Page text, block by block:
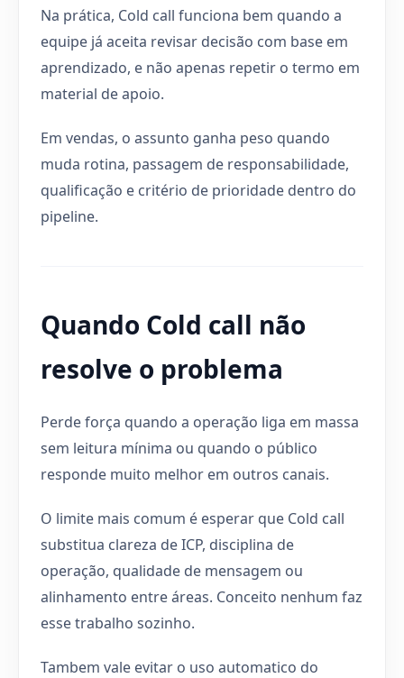
Na prática, Cold call funciona bem quando a
equipe já aceita revisar decisão com base em
aprendizado, e não apenas repetir o termo em
material de apoio.
Em vendas, o assunto ganha peso quando
muda rotina, passagem de responsabilidade,
qualificação e critério de prioridade dentro do
pipeline.
Quando Cold call não
resolve o problema
Perde força quando a operação liga em massa
sem leitura mínima ou quando o público
responde muito melhor em outros canais.
O limite mais comum é esperar que Cold call
substitua clareza de ICP, disciplina de
operação, qualidade de mensagem ou
alinhamento entre áreas. Conceito nenhum faz
esse trabalho sozinho.
Tambem vale evitar o uso automatico do